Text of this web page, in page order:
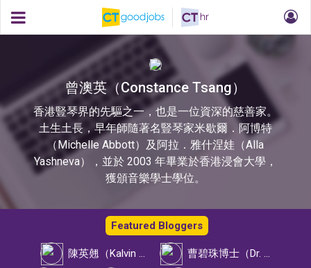
曾澳英（Constance Tsang）
香港豎琴界的先驅之一，也是一位資深的慈善家。
土生土長，早年師隨著名豎琴家米歇爾．阿博特
（Michelle Abbott）及阿拉．雅什涅娃（Alla
Yashneva），並於 2003 年畢業於香港浸會大學，
獲頒音樂學士學位。
Featured Bloggers
陳英翹（Kalvin Chan）
曹碧珠博士（Dr. Pinky Tso）